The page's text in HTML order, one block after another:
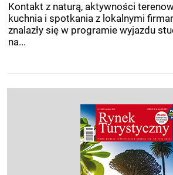
Kontakt z naturą, aktywności
kuchnia i spotkania z lokalnymi
znalazły się w programie wyjazdu
na...